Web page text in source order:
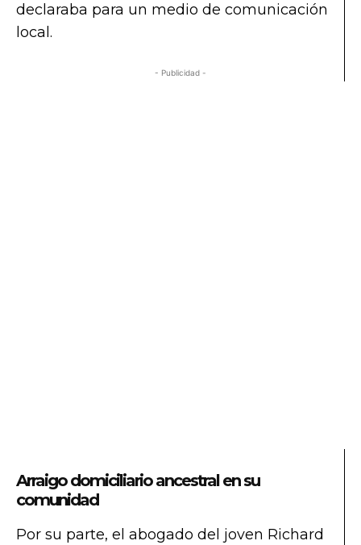
declaraba para un medio de comunicación
local.
- Publicidad -
Arraigo domiciliario ancestral en su
comunidad
Por su parte, el abogado del joven Richard